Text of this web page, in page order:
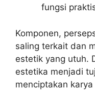
fungsi
Komponen,
saling terkait dan
estetik yang utuh.
estetika menjadi
menciptakan